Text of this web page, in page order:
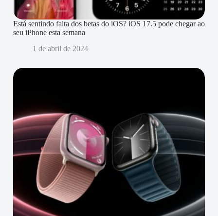
Está sentindo falta dos betas do iOS? iOS 17.5 pode chegar ao
seu iPhone esta semana
1 de abril de 2024